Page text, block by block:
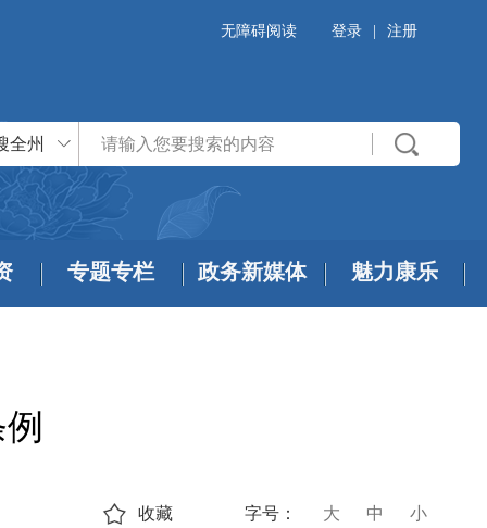
无障碍阅读 登录 注册
全州
专题专栏 政务新媒体 魅力康乐
字号： 大 中 小
收藏